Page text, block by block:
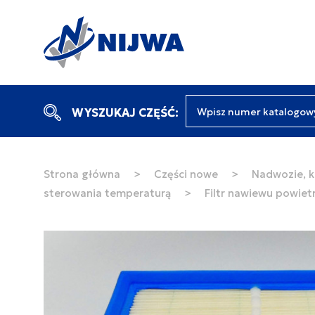
WYSZUKAJ CZĘŚĆ:
Strona główna > Części nowe > Nadwozie,
sterowania temperaturą
> Filtr nawiewu